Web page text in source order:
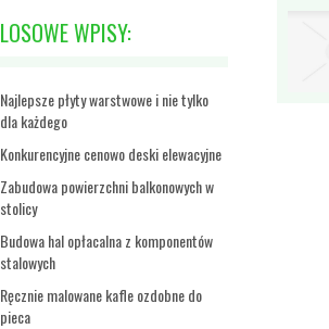
LOSOWE WPISY:
Najlepsze płyty warstwowe i nie tylko
dla każdego
Konkurencyjne cenowo deski elewacyjne
Zabudowa powierzchni balkonowych w
stolicy
Budowa hal opłacalna z komponentów
stalowych
Ręcznie malowane kafle ozdobne do
pieca